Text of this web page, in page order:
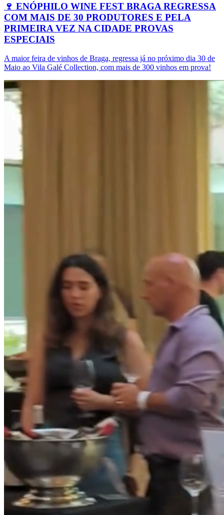
🍷 ENÓPHILO WINE FEST BRAGA REGRESSA
COM MAIS DE 30 PRODUTORES E PELA
PRIMEIRA VEZ NA CIDADE PROVAS
ESPECIAIS
A maior feira de vinhos de Braga, regressa já no próximo dia 30 de
Maio ao Vila Galé Collection, com mais de 300 vinhos em prova!